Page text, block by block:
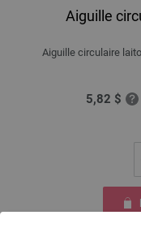
Aiguille
Aiguille circulaire
5,82 $